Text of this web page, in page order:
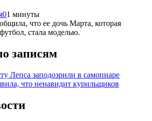
01 минуты
что ее дочь Марта, которая
стала моделью.
записям
Лепса заподозрили в самопиаре
что ненавидит курильщиков